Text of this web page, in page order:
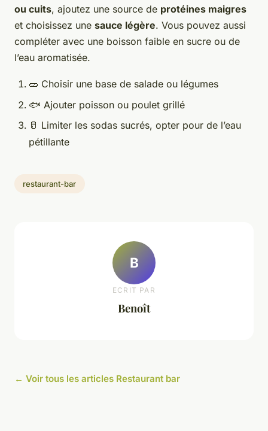
ou cuits, ajoutez une source de protéines maigres
et choisissez une sauce légère. Vous pouvez aussi
compléter avec une boisson faible en sucre ou de
l’eau aromatisée.
🥒 Choisir une base de salade ou légumes
🐟 Ajouter poisson ou poulet grillé
🥛 Limiter les sodas sucrés, opter pour de l’eau
pétillante
restaurant-bar
B
ECRIT PAR
Benoît
← Voir tous les articles Restaurant bar